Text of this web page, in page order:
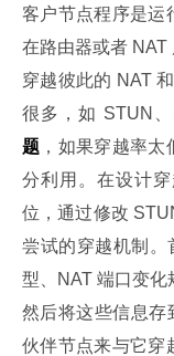
客户节点程序是运
在路由器或者 NAT
穿越彼此的 NAT
很多，如 STUN
题 ，如果穿越率
分利用。在设计
位，通过修改
尝试的穿越机制。
型、NAT 端口变化
然后将这些信息存
伙伴节点来与它穿